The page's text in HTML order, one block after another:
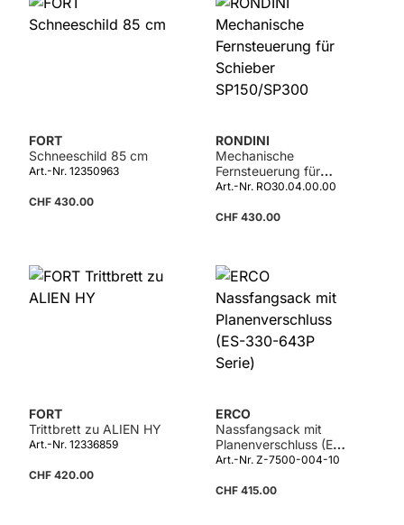
FORT
Schneeschild 85 cm
Art.-Nr. 12350963
CHF 430.00
RONDINI
Mechanische
Fernsteuerung für
Schieber
Art.-Nr. RO30.04.00.00
CHF 430.00
FORT
Trittbrett zu ALIEN HY
Art.-Nr. 12336859
CHF 420.00
ERCO
Nassfangsack mit
Planenverschluss (ES-
330-643P Serie)
Art.-Nr. Z-7500-004-10
CHF 415.00